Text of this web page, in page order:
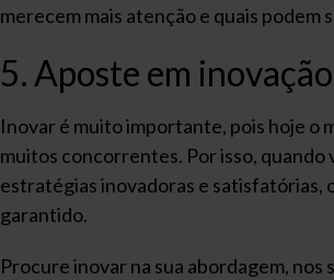
merecem mais atenção e quais podem
5. Aposte em inovação
Inovar é muito importante, pois hoje o
muitos concorrentes. Por isso,
estratégias inovadoras e satisfatórias,
garantido.
Procure inovar na sua abordagem, nos